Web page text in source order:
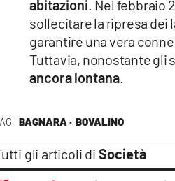
BAGNARA · BOVALINO
gli articoli di Società
abitazioni. Nel febbraio
sollecitare la ripresa dei
garantire una vera
Tuttavia, nonostante gli
ancora lontana.